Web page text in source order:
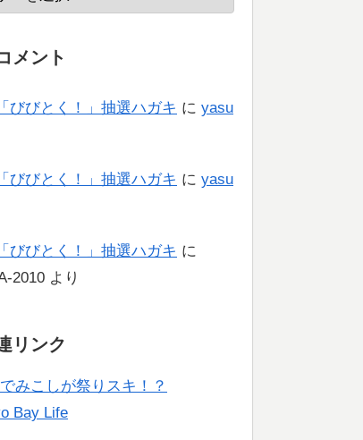
メント
びびとく！」抽選ハガキ に yasu
びびとく！」抽選ハガキ に yasu
びびとく！」抽選ハガキ に
2010 より
リンク
みこしが祭りスキ！？
Bay Life